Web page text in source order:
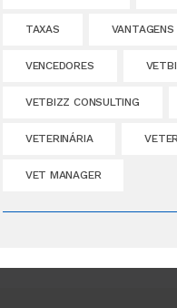
TAXAS VANTAGENS
VENCEDORES
VETBIZZ CONSULTING
VETERINÁRIA
VET MANAGER